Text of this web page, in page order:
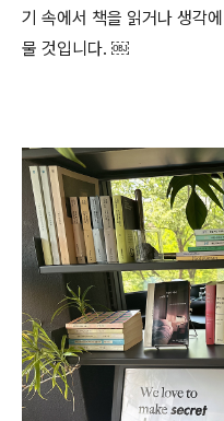
기 속에서 책을 읽거나 생각
물 것입니다. ￼